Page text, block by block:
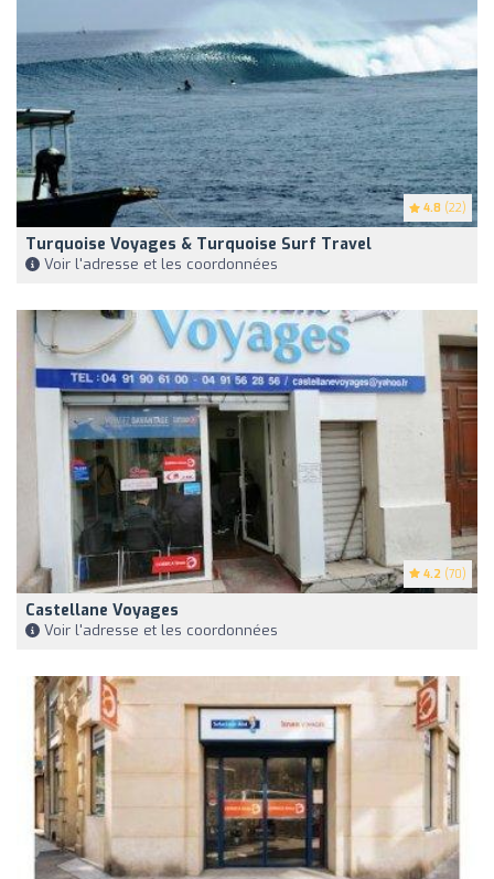
4.8 (22)
Turquoise Voyages & Turquoise Surf Travel
Voir l'adresse et les coordonnées
4.2 (70)
Castellane Voyages
Voir l'adresse et les coordonnées